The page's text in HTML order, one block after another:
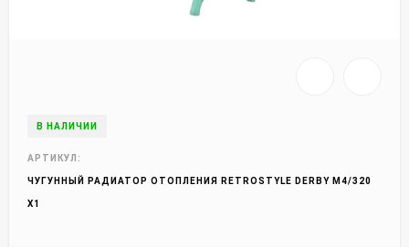
В НАЛИЧИИ
АРТИКУЛ:
ЧУГУННЫЙ РАДИАТОР ОТОПЛЕНИЯ RETROSTYLE DERBY М4/320
X1